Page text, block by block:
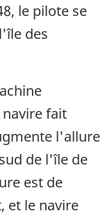
le pilote se
des
fait
l'allure
de l'île de
est de
et le navire